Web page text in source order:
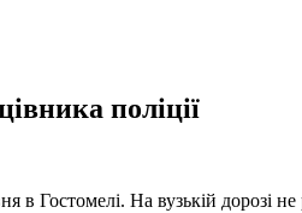
поліції
в Гостомелі. На вузькій дорозі не